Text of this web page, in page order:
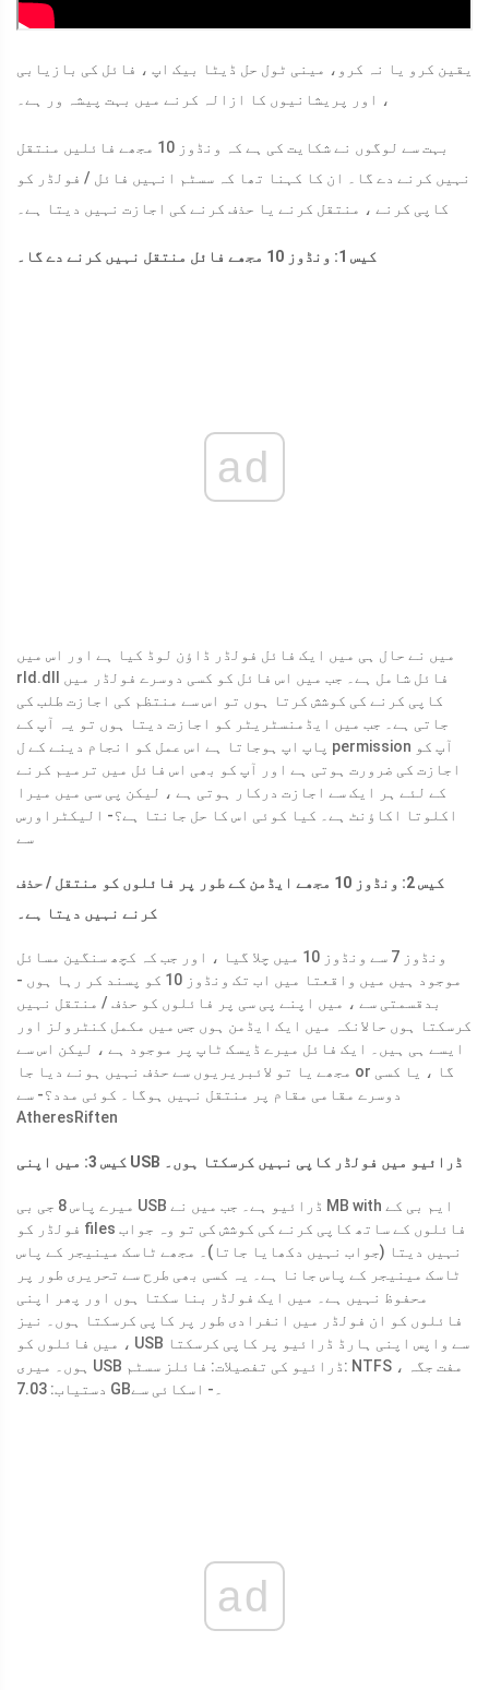
یقین کرو یا نہ کرو، مینی ٹول حل ڈیٹا بیک اپ ، فائل کی بازیابی
، اور پریشانیوں کا ازالہ کرنے میں بہت پیشہ ور ہے۔
بہت سے لوگوں نے شکایت کی ہے کہ ونڈوز 10 مجھے فائلیں منتقل
نہیں کرنے دے گا۔ ان کا کہنا تھا کہ سسٹم انہیں فائل / فولڈر کو
کاپی کرنے ، منتقل کرنے یا حذف کرنے کی اجازت نہیں دیتا ہے۔
کیس 1: ونڈوز 10 مجھے فائل منتقل نہیں کرنے دے گا۔
ad
میں نے حال ہی میں ایک فائل فولڈر ڈاؤن لوڈ کیا ہے اور اس میں
rld.dll فائل شامل ہے۔ جب میں اس فائل کو کسی دوسرے فولڈر میں
کاپی کرنے کی کوشش کرتا ہوں تو اس سے منتظم کی اجازت طلب کی
جاتی ہے۔ جب میں ایڈمنسٹریٹر کو اجازت دیتا ہوں تو یہ آپ کے
پاپ اپ ہوجاتا ہے اس عمل کو انجام دینے کے ل permission آپ کو
اجازت کی ضرورت ہوتی ہے اور آپ کو بھی اس فائل میں ترمیم کرنے
کے لئے ہر ایک سے اجازت درکار ہوتی ہے ، لیکن پی سی میں میرا
اکلوتا اکاؤنٹ ہے۔ کیا کوئی اس کا حل جانتا ہے؟- الیکٹراورس
سے
کیس 2: ونڈوز 10 مجھے ایڈمن کے طور پر فائلوں کو منتقل / حذف
کرنے نہیں دیتا ہے۔
ونڈوز 7 سے ونڈوز 10 میں چلا گیا ، اور جب کہ کچھ سنگین مسائل
موجود ہیں میں واقعتا میں اب تک ونڈوز 10 کو پسند کر رہا ہوں -
بدقسمتی سے ، میں اپنے پی سی پر فائلوں کو حذف / منتقل نہیں
کرسکتا ہوں حالانکہ میں ایک ایڈمن ہوں جس میں مکمل کنٹرولز اور
ایسے ہی ہیں۔ ایک فائل میرے ڈیسک ٹاپ پر موجود ہے ، لیکن اس سے
مجھے یا تو لائبریریوں سے حذف نہیں ہونے دیا جا or گا ، یا کسی
دوسرے مقامی مقام پر منتقل نہیں ہوگا۔ کوئی مدد؟- سے
AtheresRiften
کیس 3: میں اپنی USB ڈرائیو میں فولڈر کاپی نہیں کرسکتا ہوں۔
میرے پاس 8 جی بی USB ڈرائیو ہے۔ جب میں نے MB with ایم بی کے
فولڈر کو files فائلوں کے ساتھ کاپی کرنے کی کوشش کی تو وہ جواب
نہیں دیتا (جواب نہیں دکھایا جاتا)۔ مجھے ٹاسک مینیجر کے پاس
ٹاسک مینیجر کے پاس جانا ہے۔ یہ کسی بھی طرح سے تحریری طور پر
محفوظ نہیں ہے۔ میں ایک فولڈر بنا سکتا ہوں اور پھر اپنی
فائلوں کو ان فولڈر میں انفرادی طور پر کاپی کرسکتا ہوں۔ نیز
، میں فائلوں کو USB سے واپس اپنی ہارڈ ڈرائیو پر کاپی کرسکتا
ہوں۔ میری USB ڈرائیو کی تفصیلات: فائلز سسٹم: NTFS ، مفت جگہ
- اسکائی سے
ad